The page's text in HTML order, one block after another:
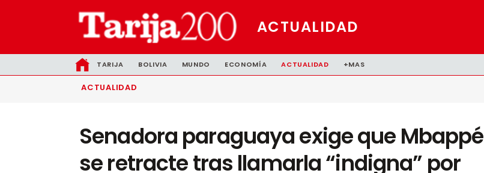
ACTUALIDAD
TARIJA BOLIVIA MUNDO ECONOMÍA ACTUALIDAD +MAS
ACTUALIDAD
Senadora paraguaya exige que Mbappé
se retracte tras llamarla “indigna” por